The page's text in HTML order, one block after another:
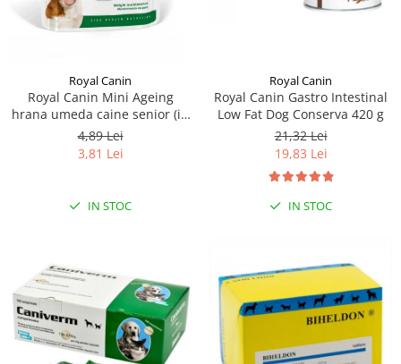
Sampoane si Balsamuri
Servetele Umede
Curatare Ochi
Igiena Catel
Igiena Interior
Perii si descalcitoare caini
Custi transport - Pisici
Paturi, perne si cosuri pentru pisici
Recompense Delicioase
Royal Canin
Royal Canin Mini Ageing
hrana umeda caine senior (in
sos), 1 x 85 g
4,89 Lei
3,81 Lei
IN STOC
Royal Canin
Royal Canin Gastro Intestinal
Low Fat Dog Conserva 420 g
21,32 Lei
19,83 Lei
IN STOC